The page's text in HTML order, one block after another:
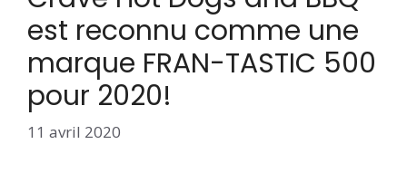
est reconnu comme une
marque FRAN-TASTIC 500
pour 2020!
11 avril 2020